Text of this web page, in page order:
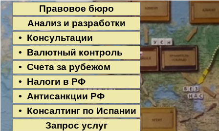
Правовое бюро
Анализ и разработки
• Консультации
• Валютный контроль
• Счета за рубежом
• Налоги в РФ
• Антисанкции РФ
• Консалтинг по Испании
Запрос услуг